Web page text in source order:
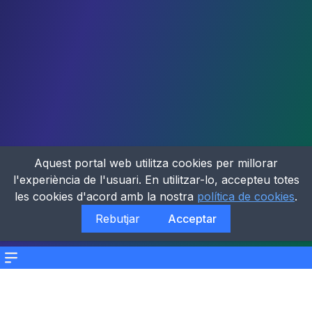
Menu
Aquest portal web utilitza cookies per millorar
l'experiència de l'usuari. En utilitzar-lo, accepteu totes
les cookies d'acord amb la nostra política de cookies.
Rebutjar
Acceptar